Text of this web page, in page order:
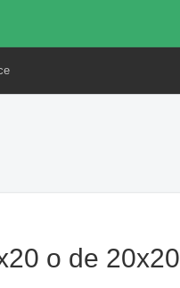
o de 20x20